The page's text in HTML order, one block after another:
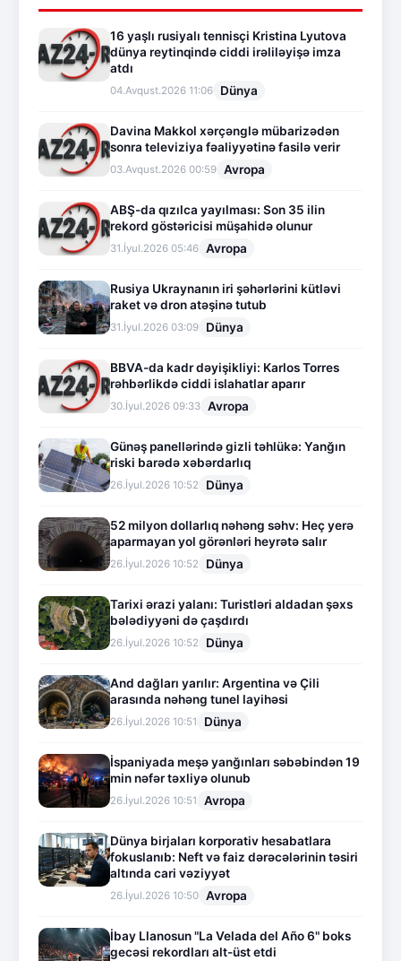
16 yaşlı rusiyalı tennisçi Kristina Lyutova
dünya reytinqində ciddi irəliləyişə imza
atdı
04.Avqust.2026 11:06 Dünya
Davina Makkol xərçənglə mübarizədən
sonra televiziya fəaliyyətinə fasilə verir
03.Avqust.2026 00:59 Avropa
ABŞ-da qızılca yayılması: Son 35 ilin
rekord göstəricisi müşahidə olunur
31.İyul.2026 05:46 Avropa
Rusiya Ukraynanın iri şəhərlərini kütləvi
raket və dron atəşinə tutub
31.İyul.2026 03:09 Dünya
BBVA-da kadr dəyişikliyi: Karlos Torres
rəhbərlikdə ciddi islahatlar aparır
30.İyul.2026 09:33 Avropa
Günəş panellərində gizli təhlükə: Yanğın
riski barədə xəbərdarlıq
26.İyul.2026 10:52 Dünya
52 milyon dollarlıq nəhəng səhv: Heç yerə
aparmayan yol görənləri heyrətə salır
26.İyul.2026 10:52 Dünya
Tarixi ərazi yalanı: Turistləri aldadan şəxs
bələdiyyəni də çaşdırdı
26.İyul.2026 10:52 Dünya
And dağları yarılır: Argentina və Çili
arasında nəhəng tunel layihəsi
26.İyul.2026 10:51 Dünya
İspaniyada meşə yanğınları səbəbindən 19
min nəfər təxliyə olunub
26.İyul.2026 10:51 Avropa
Dünya birjaları korporativ hesabatlara
fokuslanıb: Neft və faiz dərəcələrinin təsiri
altında cari vəziyyət
26.İyul.2026 10:50 Avropa
İbay Llanosun "La Velada del Año 6" boks
gecəsi rekordları alt-üst etdi